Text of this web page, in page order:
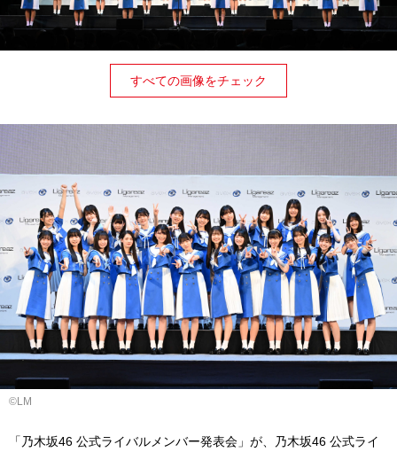
すべての画像をチェック
©LM
「乃⽊坂46 公式ライバルメンバー発表会」が、乃⽊坂46 公式ライ